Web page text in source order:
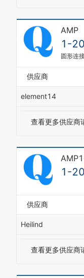
AMP
1-
供应商
element14
查看更多供应商
1-
供应商
Heilind
查看更多供应商